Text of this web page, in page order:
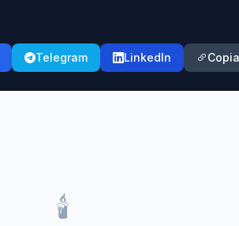
Telegram LinkedIn
🕯️